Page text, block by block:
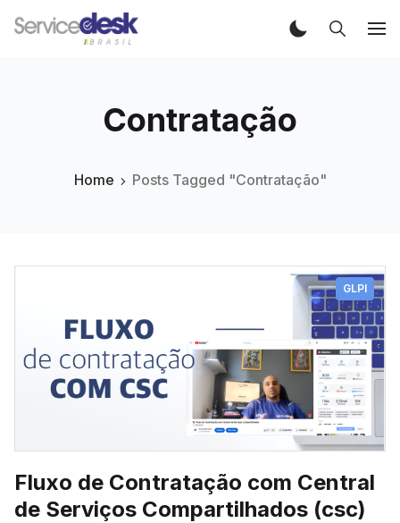
Contratação
Home Posts Tagged "Contratação"
GLPI
Fluxo de Contratação com Central
de Serviços Compartilhados (csc)